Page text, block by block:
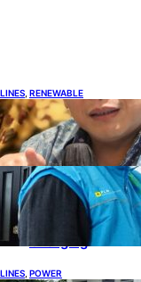
RENEWABLE
Terpadu
PLTS 100
ENERGY , HEADLINES
,
POWER
Ada 21.865
Pelanggan Baru
Gunakan Home
POWER